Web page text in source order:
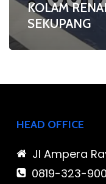
KOLAM
SEKUPANG
HEAD OFFICE
Jl Ampera
0819-323-